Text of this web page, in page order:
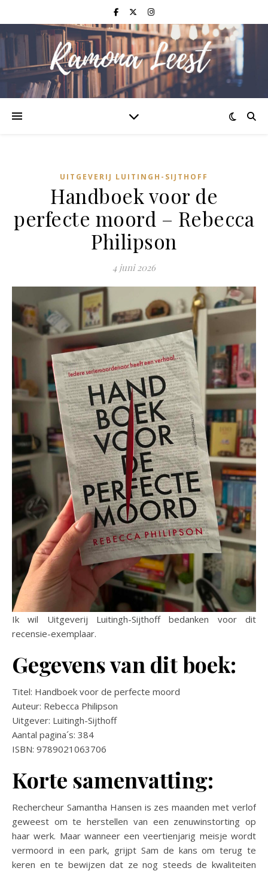
UITGEVERIJ LUITINGH-SIJTHOFF
Handboek voor de
perfecte moord – Rebecca
Philipson
4 juni 2026
Ik wil Uitgeverij Luitingh-Sijthoff bedanken voor dit
recensie-exemplaar.
Gegevens van dit boek:
Titel: Handboek voor de perfecte moord
Auteur: Rebecca Philipson
Uitgever: Luitingh-Sijthoff
Aantal pagina´s: 384
ISBN: 9789021063706
Korte samenvatting:
Rechercheur Samantha Hansen is zes maanden met verlof
geweest om te herstellen van een zenuwinstorting op
haar werk. Maar wanneer een veertienjarig meisje wordt
vermoord in een park, grijpt Sam de kans om terug te
keren en te bewijzen dat ze nog steeds de kwaliteiten